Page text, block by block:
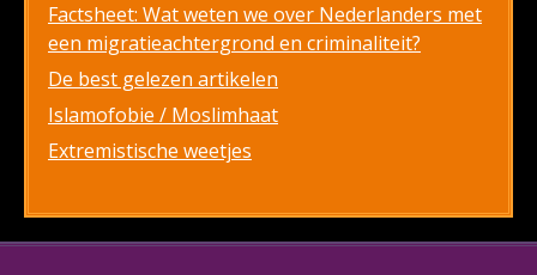
Factsheet: Wat weten we over Nederlanders met
een migratieachtergrond en criminaliteit?
De best gelezen artikelen
Islamofobie / Moslimhaat
Extremistische weetjes